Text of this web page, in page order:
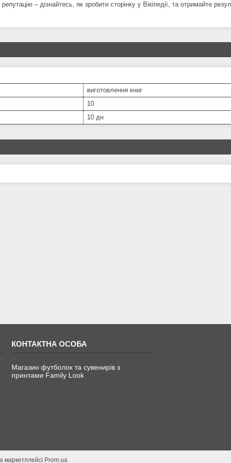
– дізнайтесь, як зробити сторінку у Вікіпедії, та отримайте
виготовлення книг
10
10 дн
Магазин футболок та сувенирів з
принтами Family Look
маркетплейсі Prom.ua